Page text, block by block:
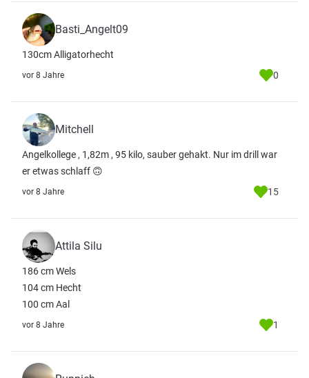
Basti_Angelt09
130cm Alligatorhecht
vor 8 Jahre 0
Mitchell
Angelkollege , 1,82m , 95 kilo, sauber gehakt. Nur im drill war
er etwas schlaff 🙃
vor 8 Jahre 15
Attila Silu
186 cm Wels
104 cm Hecht
100 cm Aal
vor 8 Jahre 1